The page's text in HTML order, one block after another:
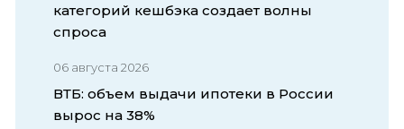
категорий кешбэка создает волны
спроса
06 августа 2026
ВТБ: объем выдачи ипотеки в России
вырос на 38%